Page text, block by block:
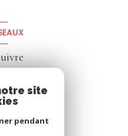
site
pendant